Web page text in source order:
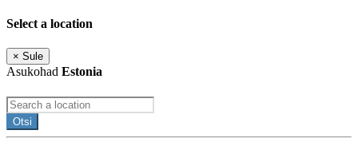
Select a location
× Sule
Asukohad Estonia
Otsi